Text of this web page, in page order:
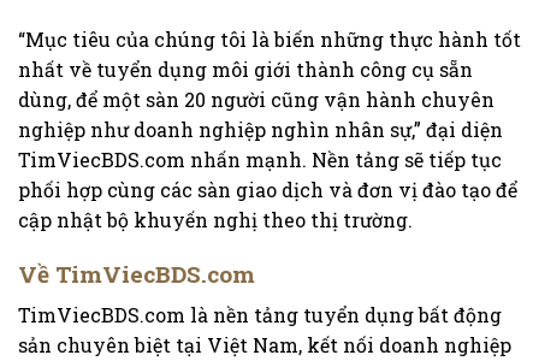
“Mục tiêu của chúng tôi là biến những thực hành tốt
nhất về tuyển dụng môi giới thành công cụ sẵn
dùng, để một sàn 20 người cũng vận hành chuyên
nghiệp như doanh nghiệp nghìn nhân sự,” đại diện
TimViecBDS.com nhấn mạnh. Nền tảng sẽ tiếp tục
phối hợp cùng các sàn giao dịch và đơn vị đào tạo để
cập nhật bộ khuyến nghị theo thị trường.
Về TimViecBDS.com
TimViecBDS.com là nền tảng tuyển dụng bất động
sản chuyên biệt tại Việt Nam, kết nối doanh nghiệp